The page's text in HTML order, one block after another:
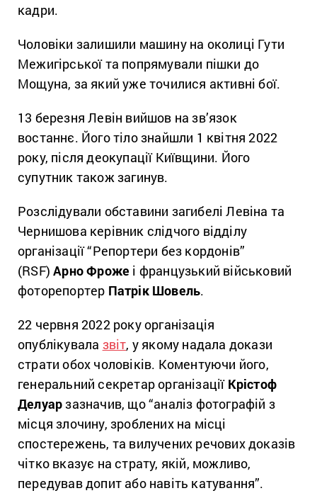
кадри.
Чоловіки залишили машину на околиці Гути
Межигірської та попрямували пішки до
Мощуна, за який уже точилися активні бої.
13 березня Левін вийшов на зв’язок
востаннє. Його тіло знайшли 1 квітня 2022
року, після деокупації Київщини. Його
супутник також загинув.
Розслідували обставини загибелі Левіна та
Чернишова керівник слідчого відділу
організації “Репортери без кордонів”
(RSF)Арно Фроже і французький військовий
фоторепортер Патрік Шовель.
22 червня 2022 року організація
опублікувала звіт, у якому надала докази
страти обох чоловіків. Коментуючи його,
генеральний секретар організації Крістоф
Делуарзазначив, що “аналіз фотографій з
місця злочину, зроблених на місці
спостережень, та вилучених речових доказів
чітко вказує на страту, якій, можливо,
передував допит або навіть катування”.